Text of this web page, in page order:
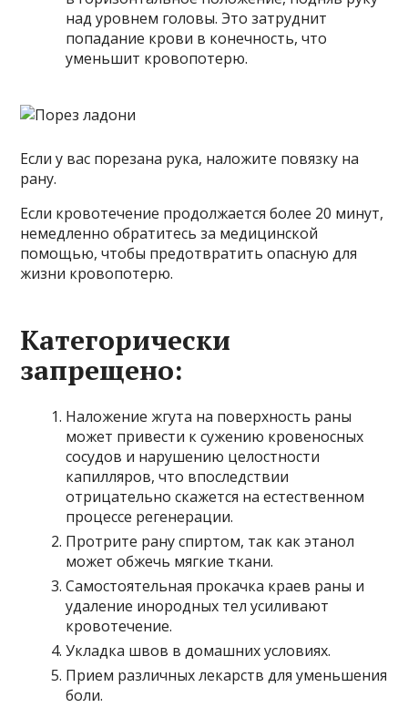
над уровнем головы. Это затруднит
попадание крови в конечность, что
уменьшит кровопотерю.
Если у вас порезана рука, наложите повязку на
рану.
Если кровотечение продолжается более 20 минут,
немедленно обратитесь за медицинской
помощью, чтобы предотвратить опасную для
жизни кровопотерю.
Категорически
запрещено:
Наложение жгута на поверхность раны
может привести к сужению кровеносных
сосудов и нарушению целостности
капилляров, что впоследствии
отрицательно скажется на естественном
процессе регенерации.
Протрите рану спиртом, так как этанол
может обжечь мягкие ткани.
Самостоятельная прокачка краев раны и
удаление инородных тел усиливают
кровотечение.
Укладка швов в домашних условиях.
Прием различных лекарств для уменьшения
боли.